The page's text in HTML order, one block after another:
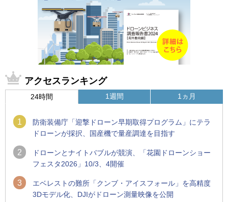
アクセスランキング
24時間
1
防衛装備庁「迎撃ドローン早期取得プログラム」にテラ
ドローンが採択、国産機で量産調達を目指す
2
ドローンとナイトバブルが競演、「花園ドローンショー
フェスタ2026」10/3、4開催
3
エベレストの難所「クンブ・アイスフォール」を高精度
3Dモデル化、DJIがドローン測量映像を公開
1週間 1ヵ月